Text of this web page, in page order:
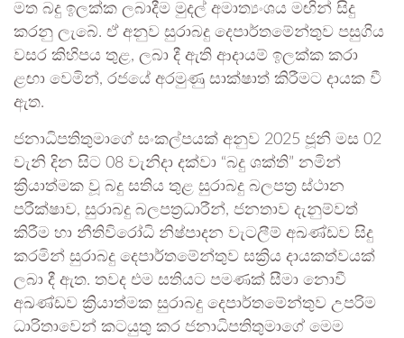
මත බදු ඉලක්ක ලබාදීම මුදල් අමාත්‍යංශය මඟින් සිදු
කරනු ලැබේ. ඒ අනුව සුරාබදු දෙපාර්තමේන්තුව පසුගිය
වසර කිහිපය තුළ, ලබා දී ඇති ආදායම් ඉලක්ක කරා
ළඟා වෙමින්, රජයේ අරමුණු සාක්ෂාත් කිරීමට දායක වී
ඇත.
ජනාධිපතිතුමාගේ සංකල්පයක් අනුව 2025 ජූනි මස 02
වැනි දින සිට 08 වැනිදා දක්වා “බදු ශක්ති” නමින්
ක්‍රියාත්මක වූ බදු සතිය තුළ සුරාබදු බලපත්‍ර ස්ථාන
පරීක්ෂාව, සුරාබදු බලපත්‍රධාරීන්, ජනතාව දැනුම්වත්
කිරීම හා නීතිවිරෝධි නිෂ්පාදන වැටලීම් අඛණ්ඩව සිදු
කරමින් සුරාබදු දෙපාර්තමේන්තුව සක්‍රිය දායකත්වයක්
ලබා දී ඇත. තවද එම සතියට පමණක් සීමා නොවී
අඛණ්ඩව ක්‍රියාත්මක සුරාබදු දෙපාර්තමේන්තුව උපරිම
ධාරිතාවෙන් කටයුතු කර ජනාධිපතිතුමාගේ මෙම